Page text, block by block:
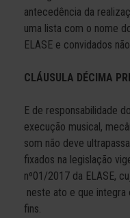
antecedência da
uma lista com o nome
ELASE e convidados
CLÁUSULA DÉCIMA
E de responsabilidade do
execução musical,
som não deve
fixados na legislação
nº01/2017 da ELASE,
neste ato e que
fins.